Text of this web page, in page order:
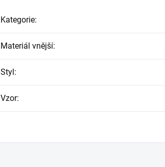
Kategorie:
Materiál vnější:
Styl :
Vzor: